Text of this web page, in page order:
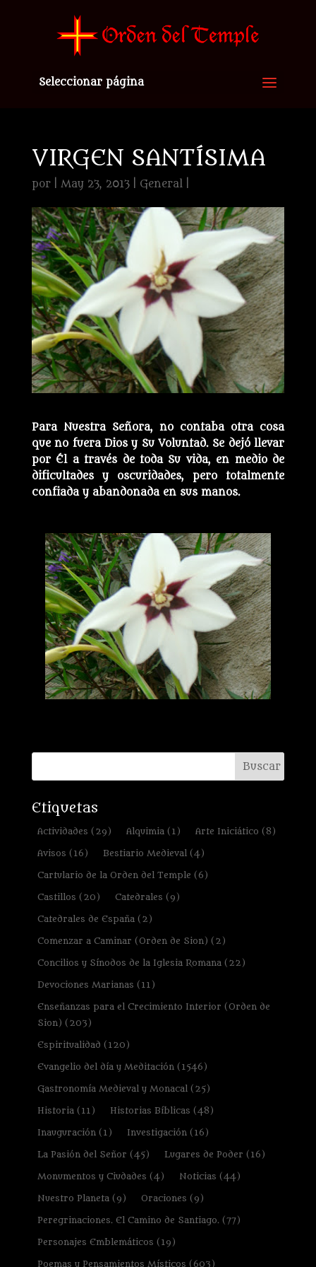
Seleccionar página
VIRGEN SANTÍSIMA
por May 23, 2013| General|
Para Nuestra Señora, no contaba otra cosa
que no fuera Dios y Su Voluntad. Se dejó llevar
por Él a través de toda Su vida, en medio de
dificultades y oscuridades, pero totalmente
confiada y abandonada en sus manos.
Etiquetas
Actividades (29) Alquimia(1) Arte Iniciático (8)
Avisos (16) Bestiario Medieval(4)
Cartulario de la Orden del Temple (6)
Castillos (20) Catedrales (9)
Catedrales de España(2)
Comenzar a Caminar (Orden de Sion) (2)
Concilios y Sínodos de la Iglesia Romana(22)
Devociones Marianas (11)
Enseñanzas para el Crecimiento Interior (Orden de
Sion) (203)
Espiritualidad (120)
Evangelio del día y Meditación(1546)
Gastronomía Medieval y Monacal(25)
Historia(11) Historias Bíblicas (48)
Inauguración(1) Investigación(16)
La Pasión del Señor (45) Lugares de Poder (16)
Monumentos y Ciudades (4) Noticias (44)
Nuestro Planeta(9) Oraciones (9)
Peregrinaciones. El Camino de Santiago.(77)
Personajes Emblemáticos (19)
Poemas y Pensamientos Místicos (603)